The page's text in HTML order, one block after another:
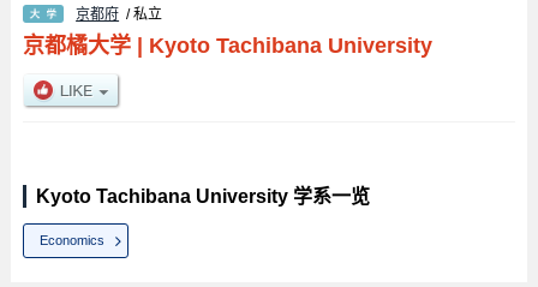
京都府 / 私立
京都橘大学| Kyoto Tachibana University
Kyoto Tachibana University 学系一览
Economics